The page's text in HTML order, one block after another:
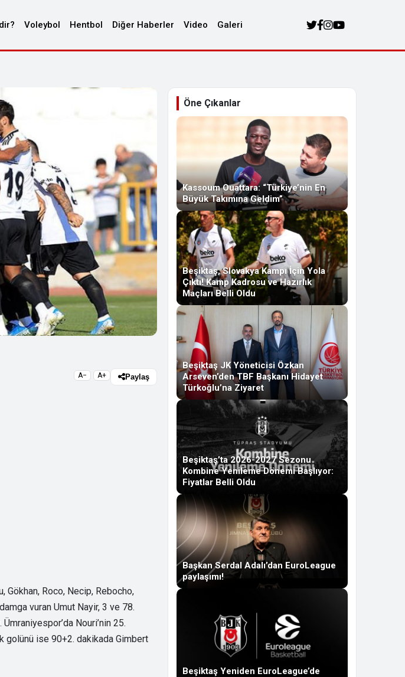
Voleybol Hentbol Diğer Haberler Video Galeri
A− A+ Paylaş
Gökhan, Roco, Necip, Rebocho,
vuran Umut Nayir, 3 ve 78.
Nouri’nin 25.
golünü ise 90+2. dakikada Gimbert
Öne Çıkanlar
Kassoum Ouattara: “Türkiye’nin En
Büyük Takımına Geldim”
Beşiktaş, Slovakya Kampı İçin Yola
Çıktı! Kamp Kadrosu ve Hazırlık
Maçları Belli Oldu
Beşiktaş JK Yöneticisi Özkan
Arseven’den TBF Başkanı Hidayet
Türkoğlu’na Ziyaret
Beşiktaş’ta 2026-2027 Sezonu
Kombine Yenileme Dönemi Başlıyor:
Fiyatlar Belli Oldu
Başkan Serdal Adalı’dan EuroLeague
paylaşımı!
Beşiktaş Yeniden EuroLeague’de